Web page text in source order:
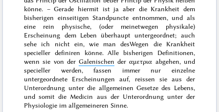
könne. – Gerade hiermit ist ja aber die Krankheit dem
bisherigen einseitigen Standpuncte entnommen, und als
eine rein physische, (oder meinetwegen physikale)
Erscheinung dem Leben überhaupt untergeordnet; auch
sehe ich nicht ein, wie man desWegen die Krankheit
specieller definiren könne. Alle bisherigen Definitionen,
wenn sie von der Galenischen derαμετρια abgehen, und
specieller werden, fassen immer nur einzelne
untergeordnete Erscheinungen auf, reissen sie aus der
Unterordnung unter die allgemeinen Gesetze des Lebens,
und somit die Medicin aus der Unterordnung unter der
Physiologie im allgemeineren Sinne.